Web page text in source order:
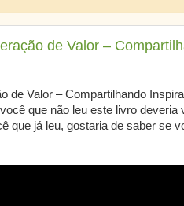
de Valor –
de Valor – Compartilhando
que não leu este livro
que já leu, gostaria de saber se